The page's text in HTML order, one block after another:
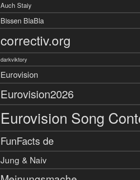
Auch Staiy
Bissen BlaBla
correctiv.org
darkviktory
Eurovision
Eurovision2026
Eurovision Song
FunFacts de
Jung & Naiv